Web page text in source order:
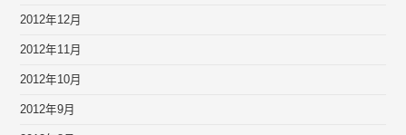
2012年12月
2012年11月
2012年10月
2012年9月